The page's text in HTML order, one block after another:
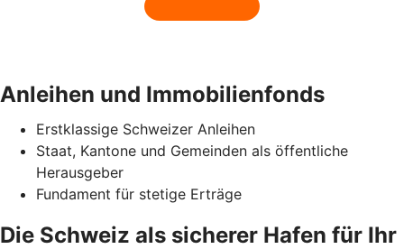
Anleihen und Immobilienfonds
Erstklassige Schweizer Anleihen
Staat, Kantone und Gemeinden als öffentliche
Herausgeber
Fundament für stetige Erträge
Die Schweiz als sicherer Hafen für Ihr